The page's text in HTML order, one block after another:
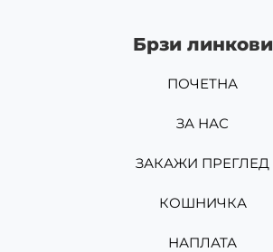
Брзи линкови
ПОЧЕТНА
ЗА НАС
ЗАКАЖИ ПРЕГЛЕД
КОШНИЧКА
НАПЛАТА